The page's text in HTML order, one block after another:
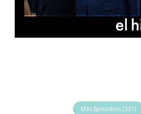
Más Episodios (331)